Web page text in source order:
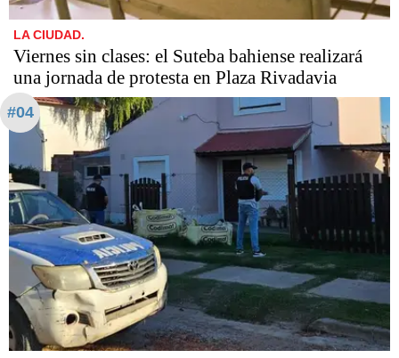
LA CIUDAD.
Viernes sin clases: el Suteba bahiense realizará
una jornada de protesta en Plaza Rivadavia
#04